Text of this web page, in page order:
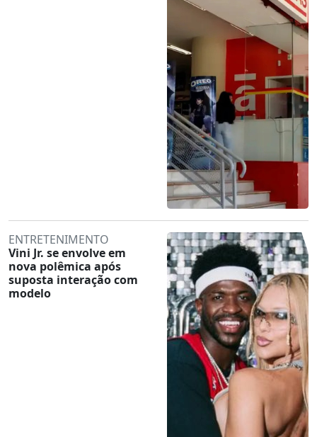
ENTRETENIMENTO
Vini Jr. se envolve em
nova polêmica após
suposta interação com
modelo